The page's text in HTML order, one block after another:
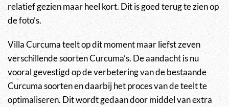
relatief gezien maar heel kort. Dit is goed terug te zien op
de foto’s.
Villa Curcuma teelt op dit moment maar liefst zeven
verschillende soorten Curcuma’s. De aandacht is nu
vooral gevestigd op de verbetering van de bestaande
Curcuma soorten en daarbij het proces van de teelt te
optimaliseren. Dit wordt gedaan door middel van extra